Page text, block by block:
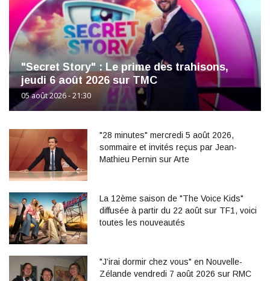
"Secret Story" : Le prime des trahisons,
jeudi 6 août 2026 sur TMC
05 août 2026 - 21:30
"28 minutes" mercredi 5 août 2026,
sommaire et invités reçus par Jean-
Mathieu Pernin sur Arte
La 12ème saison de "The Voice Kids"
diffusée à partir du 22 août sur TF1, voici
toutes les nouveautés
"J’irai dormir chez vous" en Nouvelle-
Zélande vendredi 7 août 2026 sur RMC